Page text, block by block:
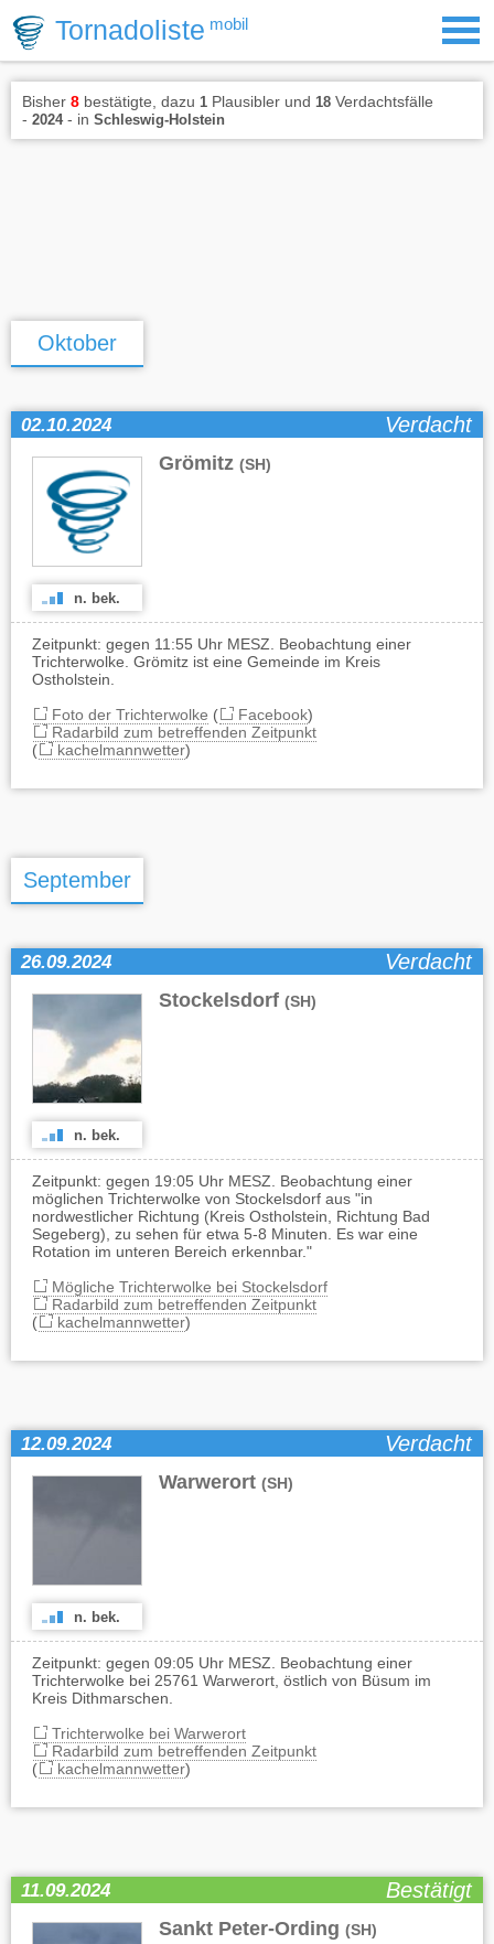
Tornadoliste mobil
Bisher 8 bestätigte, dazu 1 Plausibler und 18 Verdachtsfälle
- 2024- in Schleswig-Holstein
Oktober
02.10.2024 Verdacht
Grömitz (SH)
n. bek.
Zeitpunkt: gegen 11:55 Uhr MESZ. Beobachtung einer
Trichterwolke. Grömitz ist eine Gemeinde im Kreis
Ostholstein.
Foto der Trichterwolke ( Facebook)
Radarbild zum betreffenden Zeitpunkt
(
kachelmannwetter)
September
26.09.2024 Verdacht
Stockelsdorf (SH)
n. bek.
Zeitpunkt: gegen 19:05 Uhr MESZ. Beobachtung einer
möglichen Trichterwolke von Stockelsdorf aus "in
nordwestlicher Richtung (Kreis Ostholstein, Richtung Bad
Segeberg), zu sehen für etwa 5-8 Minuten. Es war eine
Rotation im unteren Bereich erkennbar."
Mögliche Trichterwolke bei Stockelsdorf
Radarbild zum betreffenden Zeitpunkt
(
kachelmannwetter)
12.09.2024 Verdacht
Warwerort (SH)
n. bek.
Zeitpunkt: gegen 09:05 Uhr MESZ. Beobachtung einer
Trichterwolke bei 25761 Warwerort, östlich von Büsum im
Kreis Dithmarschen.
Trichterwolke bei Warwerort
Radarbild zum betreffenden Zeitpunkt
(
kachelmannwetter)
11.09.2024 Bestätigt
Sankt Peter-Ording (SH)